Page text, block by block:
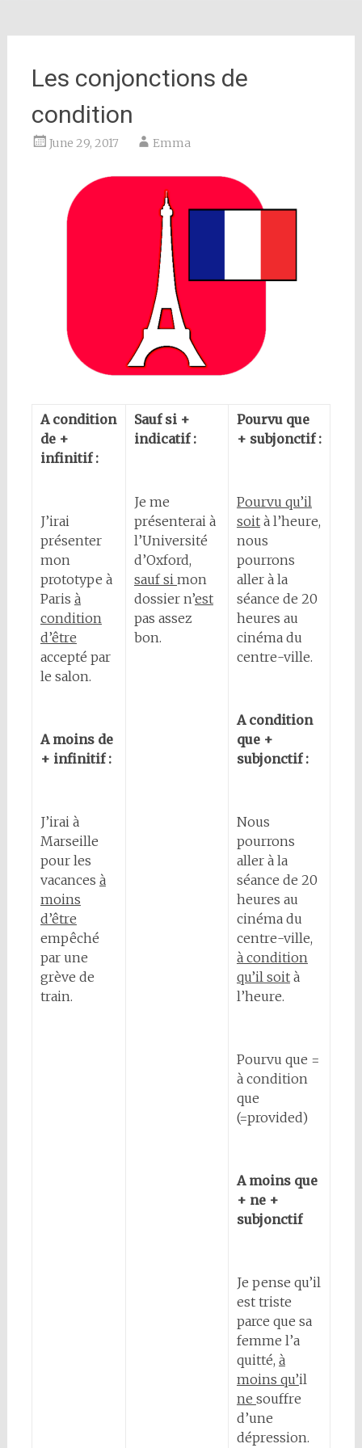
Les conjonctions de
condition
June 29, 2017 Emma
A condition
de +
infinitif :
J’irai
présenter
mon
prototype à
Paris à
condition
d’être
accepté par
le salon.
A moins de
+ infinitif :
J’irai à
Marseille
pour les
vacances à
moins
d’être
empêché
par une
grève de
train.
Sauf si +
indicatif :
Je me
présenterai à
l’Université
d’Oxford,
sauf si mon
dossier n’est
pas assez
bon.
Pourvu que
+ subjonctif :
Pourvu qu’il
soità l’heure,
nous
pourrons
aller à la
séance de 20
heures au
cinéma du
centre-ville.
A condition
que +
subjonctif :
Nous
pourrons
aller à la
séance de 20
heures au
cinéma du
centre-ville,
à condition
qu’il soità
l’heure.
Pourvu que =
à condition
que
(=provided)
A moins que
+ ne +
subjonctif
Je pense qu’il
est triste
parce que sa
femme l’a
quitté, à
moins qu’il
ne souffre
d’une
dépression.